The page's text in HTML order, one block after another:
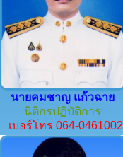
นายคมชาญ แก้วฉาย
นิติกรปฏิบัติการ
เบอร์โทร 064-0461002